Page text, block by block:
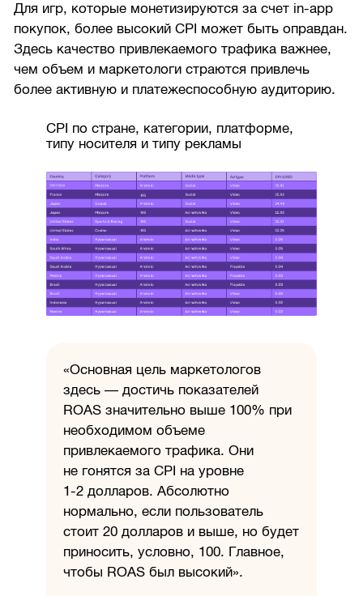
Для игр, которые монетизируются за счет in-app
покупок, более высокий CPI может быть оправдан.
Здесь качество привлекаемого трафика важнее,
чем объем и маркетологи страются привлечь
более активную и платежеспособную аудиторию.
CPI по стране, категории, платформе,
типу носителя и типу рекламы
«Основная цель маркетологов
здесь — достичь показателей
ROAS значительно выше 100% при
необходимом объеме
привлекаемого трафика. Они
не гонятся за CPI на уровне
1-2 долларов. Абсолютно
нормально, если пользователь
стоит 20 долларов и выше, но будет
приносить, условно, 100. Главное,
чтобы ROAS был высокий».